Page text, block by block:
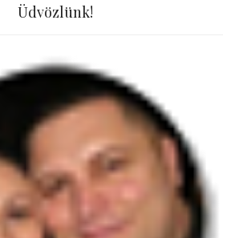
Üdvözlünk!